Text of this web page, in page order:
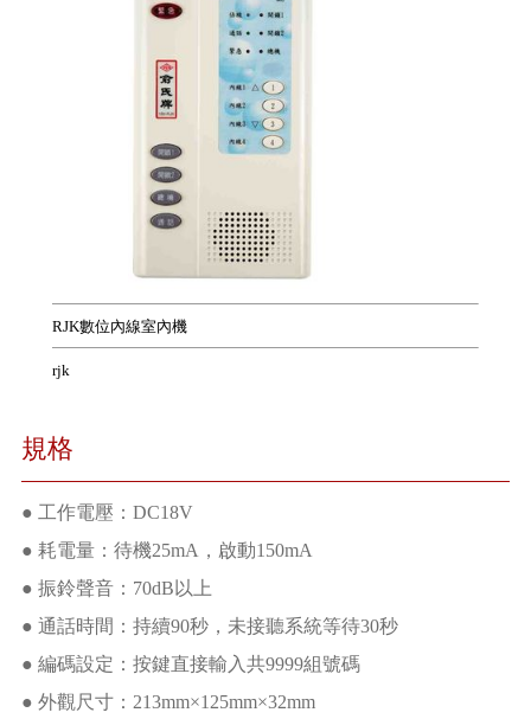
RJK數位內線室內機
rjk
規格
● 工作電壓：DC18V
● 耗電量：待機25mA，啟動150mA
● 振鈴聲音：70dB以上
● 通話時間：持續90秒，未接聽系統等待30秒
● 編碼設定：按鍵直接輸入共9999組號碼
● 外觀尺寸：213mm×125mm×32mm